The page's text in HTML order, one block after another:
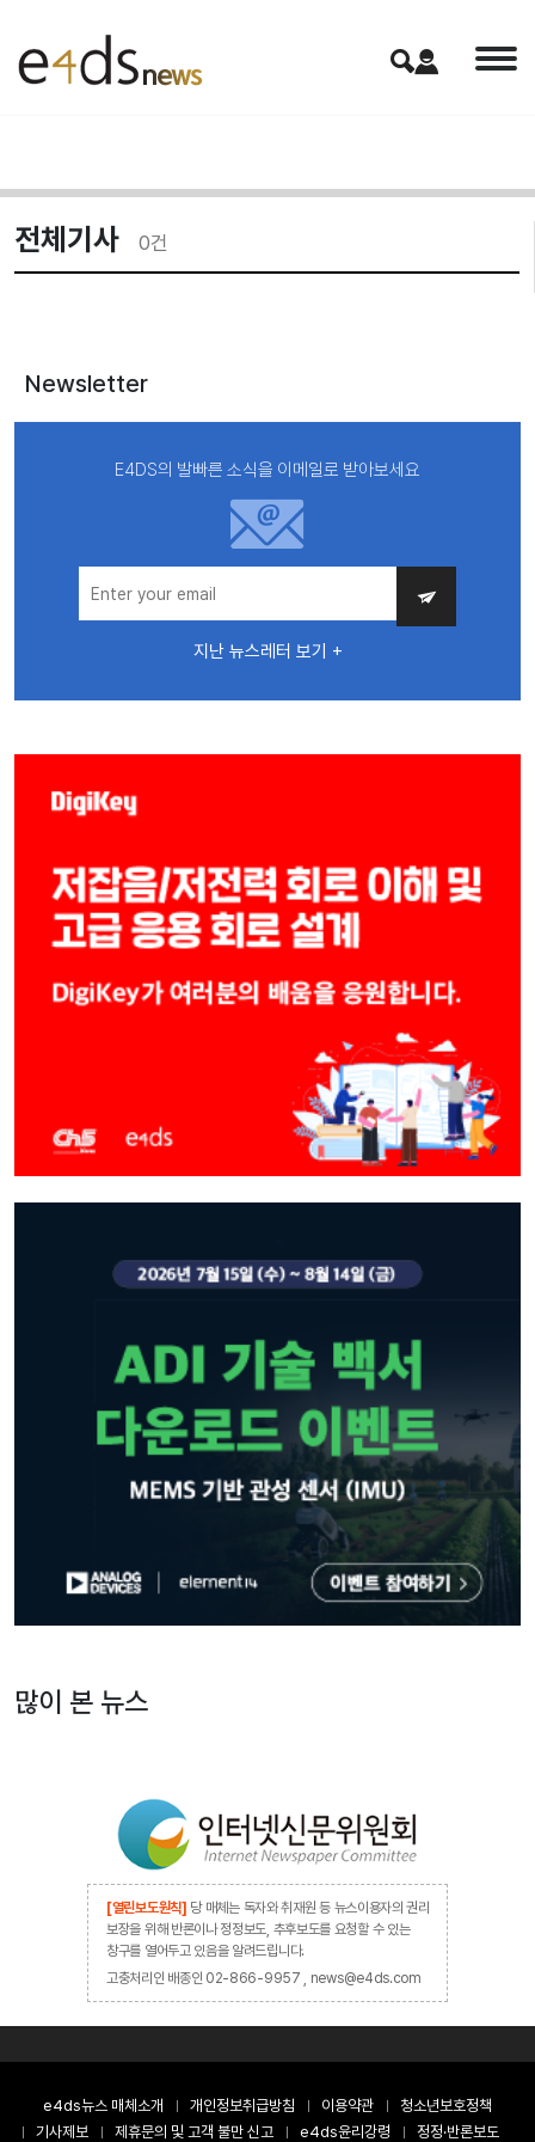
전체기사 0건
Newsletter
E4DS의 발빠른 소식을 이메일로 받아보세요
지난 뉴스레터 보기 +
많이 본 뉴스
[열린보도원칙] 당 매체는 독자와 취재원 등 뉴스이용자의 권리
보장을 위해 반론이나 정정보도, 추후보도를 요청할 수 있는
창구를 열어두고 있음을 알려드립니다.
고충처리인 배종인 02-866-9957 , news@e4ds.com
e4ds뉴스 매체소개 개인정보취급방침 이용약관
청소년보호정책
기사제보
제휴문의 및 고객 불만 신고 e4ds윤리강령 정정·반론보도